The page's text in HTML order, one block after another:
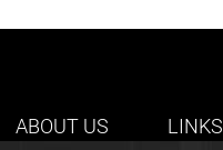
ABOUT US LINKS